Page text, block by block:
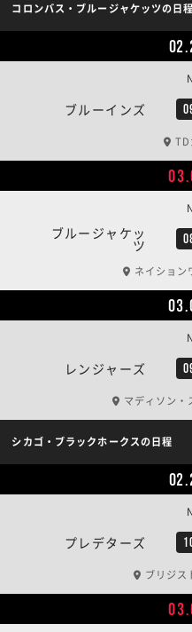
コロンバス・ブルージャケッツの日程
ブルーインズ
TD
ブルージャケッ
ツ
ネイション
レンジャーズ
マディソン・
シカゴ・ブラックホークスの日程
プレデターズ
ブリジス